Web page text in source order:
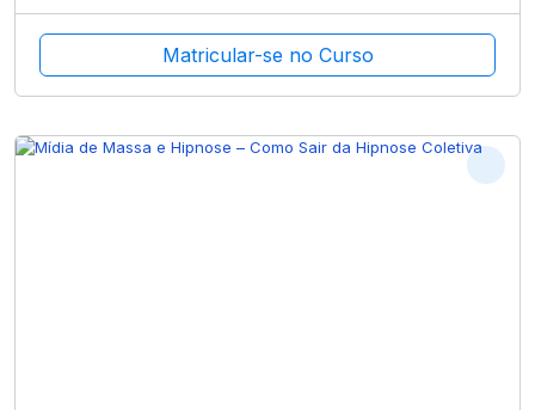
Matricular-se no Curso